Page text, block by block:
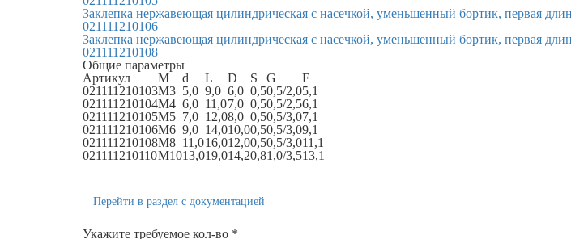
Заклепка нержавеющая цилиндрическая с насечкой, уменьшенный бортик, первая
021111210106
Заклепка нержавеющая цилиндрическая с насечкой, уменьшенный бортик, первая
021111210108
Общие параметры
Артикул
M d L D S G
F
021111210103M3 5,0 9,0 6,0 0,50,5/2,05,1
021111210104M4 6,0 11,07,0 0,50,5/2,56,1
021111210105M5 7,0 12,08,0 0,50,5/3,07,1
021111210106M6 9,0 14,010,00,50,5/3,09,1
021111210108M8 11,016,012,00,50,5/3,011,1
021111210110M1013,019,014,20,81,0/3,513,1
Перейти в раздел с документацией
Укажите требуемое кол-во *